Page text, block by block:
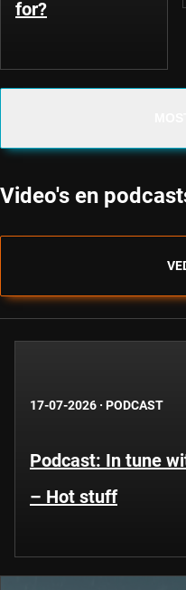
for?
Video's en
17-07-2026 · PODCAST
Podcast: In tune
– Hot stuff